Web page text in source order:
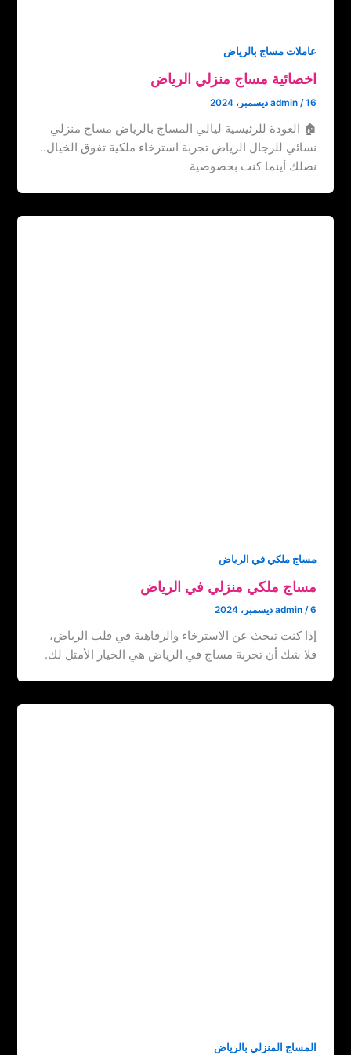
عاملات مساج بالرياض
اخصائية مساج منزلي الرياض
admin /16 ديسمبر، 2024
🏠 العودة للرئيسية ليالي المساج بالرياض مساج منزلي
نسائي للرجال الرياض تجربة استرخاء ملكية تفوق الخيال..
نصلك أينما كنت بخصوصية
مساج ملكي في الرياض
مساج ملكي منزلي في الرياض
admin /6 ديسمبر، 2024
إذا كنت تبحث عن الاسترخاء والرفاهية في قلب الرياض،
فلا شك أن تجربة مساج في الرياض هي الخيار الأمثل لك.
المساج المنزلي بالرياض